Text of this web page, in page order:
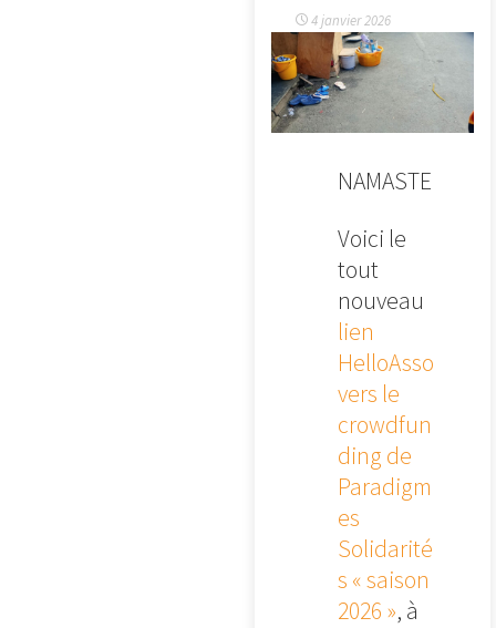
4 janvier 2026
NAMASTE
Voici le
tout
nouveau
lien
HelloAsso
vers le
crowdfun
ding de
Paradigm
es
Solidarité
s « saison
2026 », à